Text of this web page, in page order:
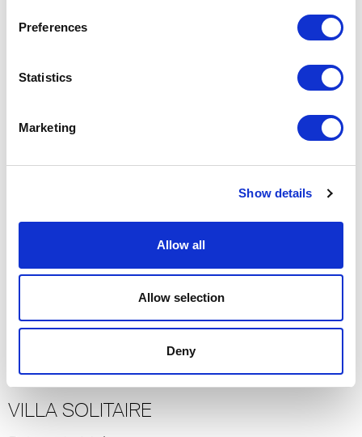
Preferences
Statistics
Marketing
Show details
Allow all
Allow selection
Deny
-> Voir plus
São Paulo
Residential
VANKE – METROPOLIS
Residential
VILLA SOLITAIRE